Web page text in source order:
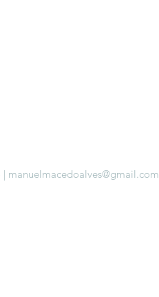
| manuelmacedoalves@gmail.com